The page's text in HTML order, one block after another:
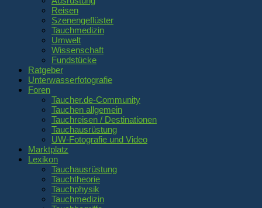
Reisen
Szenengeflüster
Tauchmedizin
Umwelt
Wissenschaft
Fundstücke
Ratgeber
Unterwasserfotografie
Foren
Taucher.de-Community
Tauchen allgemein
Tauchreisen / Destinationen
Tauchausrüstung
UW-Fotografie und Video
Marktplatz
Lexikon
Tauchausrüstung
Tauchtheorie
Tauchphysik
Tauchmedizin